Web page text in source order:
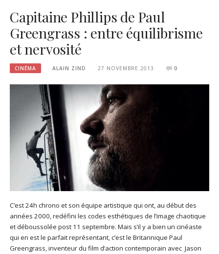
Capitaine Phillips de Paul
Greengrass : entre équilibrisme
et nervosité
CINÉMA ALAIN ZIND 27 NOVEMBRE 2013 0
C’est 24h chrono et son équipe artistique qui ont, au début des
années 2000, redéfini les codes esthétiques de l’image chaotique
et déboussolée post 11 septembre. Mais s’il y a bien un cinéaste
qui en est le parfait représentant, c’est le Britannique Paul
Greengrass, inventeur du film d’action contemporain avec Jason